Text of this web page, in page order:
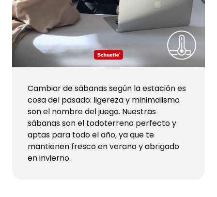
Cambiar de sábanas según la estación es
cosa del pasado: ligereza y minimalismo
son el nombre del juego. Nuestras
sábanas son el todoterreno perfecto y
aptas para todo el año, ya que te
mantienen fresco en verano y abrigado
en invierno.